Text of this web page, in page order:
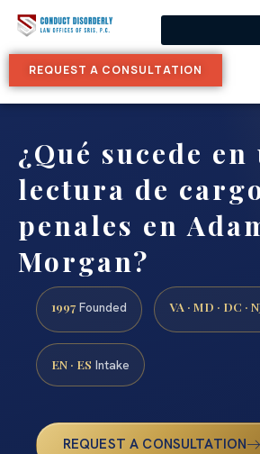
REQUEST A CONSULTATION
¿Qué sucede en
lectura de
penales en
Morgan?
1997 Founded VA · MD · DC ·
EN · ES Intake
REQUEST A CONSULTATION